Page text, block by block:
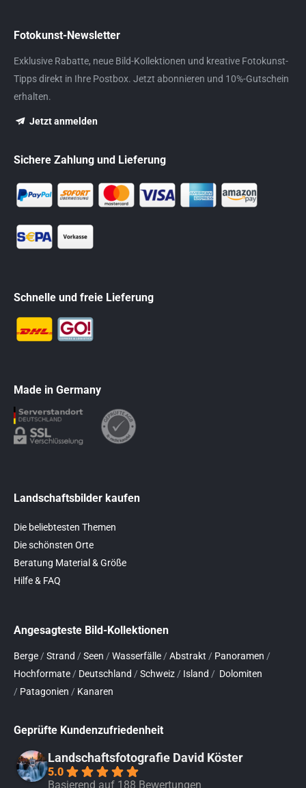
Fotokunst-Newsletter
Exklusive Rabatte, neue Bild-Kollektionen und kreative Fotokunst-
Tipps direkt in Ihre Postbox. Jetzt abonnieren und 10%-Gutschein
erhalten.
Jetzt anmelden
Sichere Zahlung und Lieferung
Schnelle und freie Lieferung
Made in Germany
Landschaftsbilder kaufen
Die beliebtesten Themen
Die schönsten Orte
Beratung Material & Größe
Hilfe & FAQ
Angesagteste Bild-Kollektionen
Berge/ Strand / Seen / Wasserfälle/ Abstrakt / Panoramen /
Hochformate/ Deutschland / Schweiz/ Island / Dolomiten
/ Patagonien / Kanaren
Geprüfte Kundenzufriedenheit
Landschaftsfotografie David Köster
5.0
Basierend auf 188 Bewertungen